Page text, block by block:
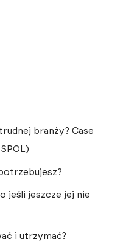
branży? Case
jeśli jeszcze jej nie
i utrzymać?